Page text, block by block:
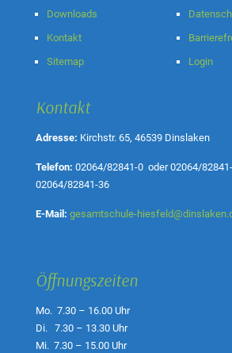
Downloads
Kontakt
Sitemap
Login
Kontakt
Adresse: Kirchstr. 65, 46539 Dinslaken
Telefon: 02064/82841-0 oder02064/
02064/82841-36
E-Mail: gesamtschule-
Öffnungszeiten
Mo. 7.30 – 16.00 Uhr
Di. 7.30 – 13.30 Uhr
Mi. 7.30 – 15.00 Uhr